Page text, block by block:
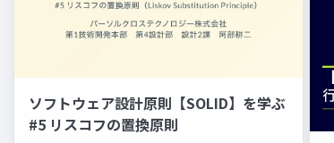
ソフトウェア設計原則【SOLID】を学ぶ
#5 リスコフの置換原則